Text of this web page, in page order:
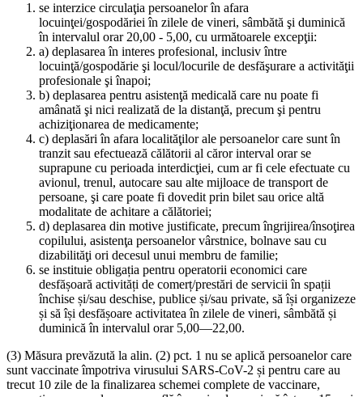
se interzice circulaţia persoanelor în afara
locuinţei/gospodăriei în zilele de vineri, sâmbătă şi duminică
în intervalul orar 20,00 - 5,00, cu următoarele excepţii:
a) deplasarea în interes profesional, inclusiv între
locuinţă/gospodărie şi locul/locurile de desfăşurare a activităţii
profesionale şi înapoi;
b) deplasarea pentru asistenţă medicală care nu poate fi
amânată şi nici realizată de la distanţă, precum şi pentru
achiziţionarea de medicamente;
c) deplasări în afara localităţilor ale persoanelor care sunt în
tranzit sau efectuează călătorii al căror interval orar se
suprapune cu perioada interdicţiei, cum ar fi cele efectuate cu
avionul, trenul, autocare sau alte mijloace de transport de
persoane, şi care poate fi dovedit prin bilet sau orice altă
modalitate de achitare a călătoriei;
d) deplasarea din motive justificate, precum îngrijirea/însoţirea
copilului, asistenţa persoanelor vârstnice, bolnave sau cu
dizabilităţi ori decesul unui membru de familie;
se instituie obligația pentru operatorii economici care
desfășoară activități de comerț/prestări de servicii în spații
închise și/sau deschise, publice și/sau private, să își organizeze
și să își desfășoare activitatea în zilele de vineri, sâmbătă și
duminică în intervalul orar 5,00—22,00.
(3) Măsura prevăzută la alin. (2) pct. 1 nu se aplică persoanelor care
sunt vaccinate împotriva virusului SARS-CoV-2 și pentru care au
trecut 10 zile de la finalizarea schemei complete de vaccinare,